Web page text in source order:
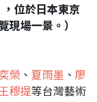
，位於日本東京
現場一景。）
榮 、 夏雨墨 、 廖
穆提等台灣藝術